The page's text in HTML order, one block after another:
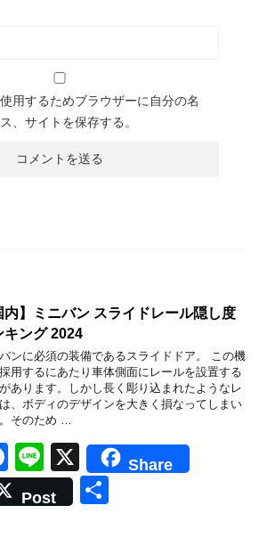
用するためブラウザーに自分の名
、サイトを保存する。
内】ミニバン スライドレール隠し度
キング 2024
ンに必須の装備であるスライドドア。 この機
用するにあたり車体側面にレールを設置する
あります。しかし長く彫り込まれたようなレ
、ボディのデザインを大きく損なってしまい
そのため …
F
a
c
Li
n
e
X
Share
Post